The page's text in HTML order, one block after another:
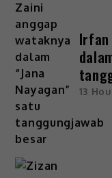
Irfan
13